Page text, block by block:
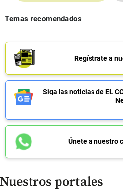
Temas recomendados
Regístrate a
Siga las noticias de EL
Únete a nuestro
Nuestros portales